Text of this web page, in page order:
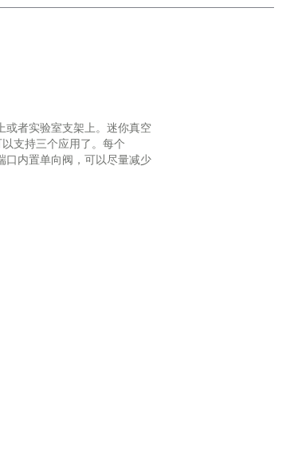
或者实验室支架上。迷你真空
支持三个应用了。每个
口内置单向阀，可以尽量减少